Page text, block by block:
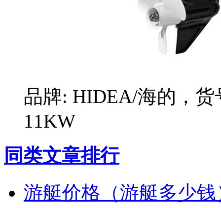
品牌: HIDEA/海的，货
11KW
同类文章排行
游艇价格（游艇多少钱